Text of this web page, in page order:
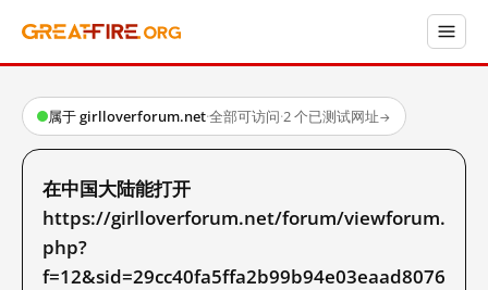
属于 girlloverforum.net·全部可访问·2 个已测试网址→
在中国大陆能打开
https://girlloverforum.net/forum/viewforum.
php?
f=12&sid=29cc40fa5ffa2b99b94e03eaad8076